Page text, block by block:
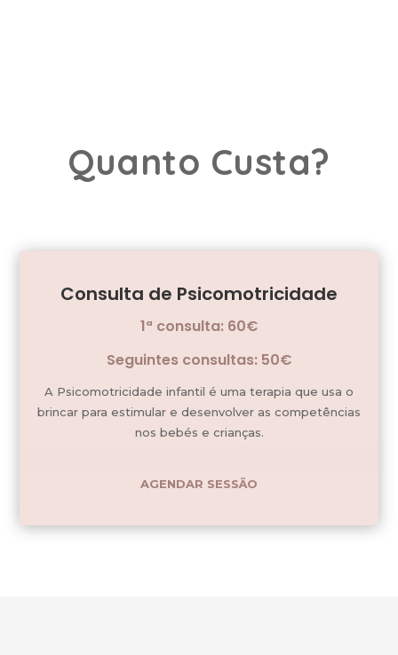
Quanto Custa?
Consulta de Psicomotricidade
1ª consulta: 60€
Seguintes consultas: 50€
A Psicomotricidade infantil é uma terapia que usa o
brincar para estimular e desenvolver as competências
nos bebés e crianças.
AGENDAR SESSÃO